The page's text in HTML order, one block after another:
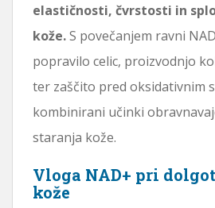
elastičnosti, čvrstosti in
kože.S povečanjem ravni
popravilo celic, proizvodnjo
ter zaščito pred oksidativnim
kombinirani učinki
staranja kože.
Vloga NAD+ pri
kože